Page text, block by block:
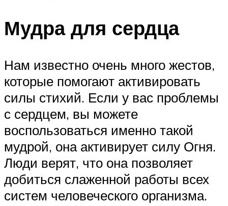
Мудра для сердца
Нам известно очень много жестов,
которые помогают активировать
силы стихий. Если у вас проблемы
с сердцем, вы можете
воспользоваться именно такой
мудрой, она активирует силу Огня.
Люди верят, что она позволяет
добиться слаженной работы всех
систем человеческого организма.